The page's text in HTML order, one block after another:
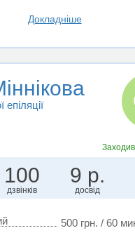
Докладніше
100
дзвінків
9 р.
досвід
500 грн. / 60